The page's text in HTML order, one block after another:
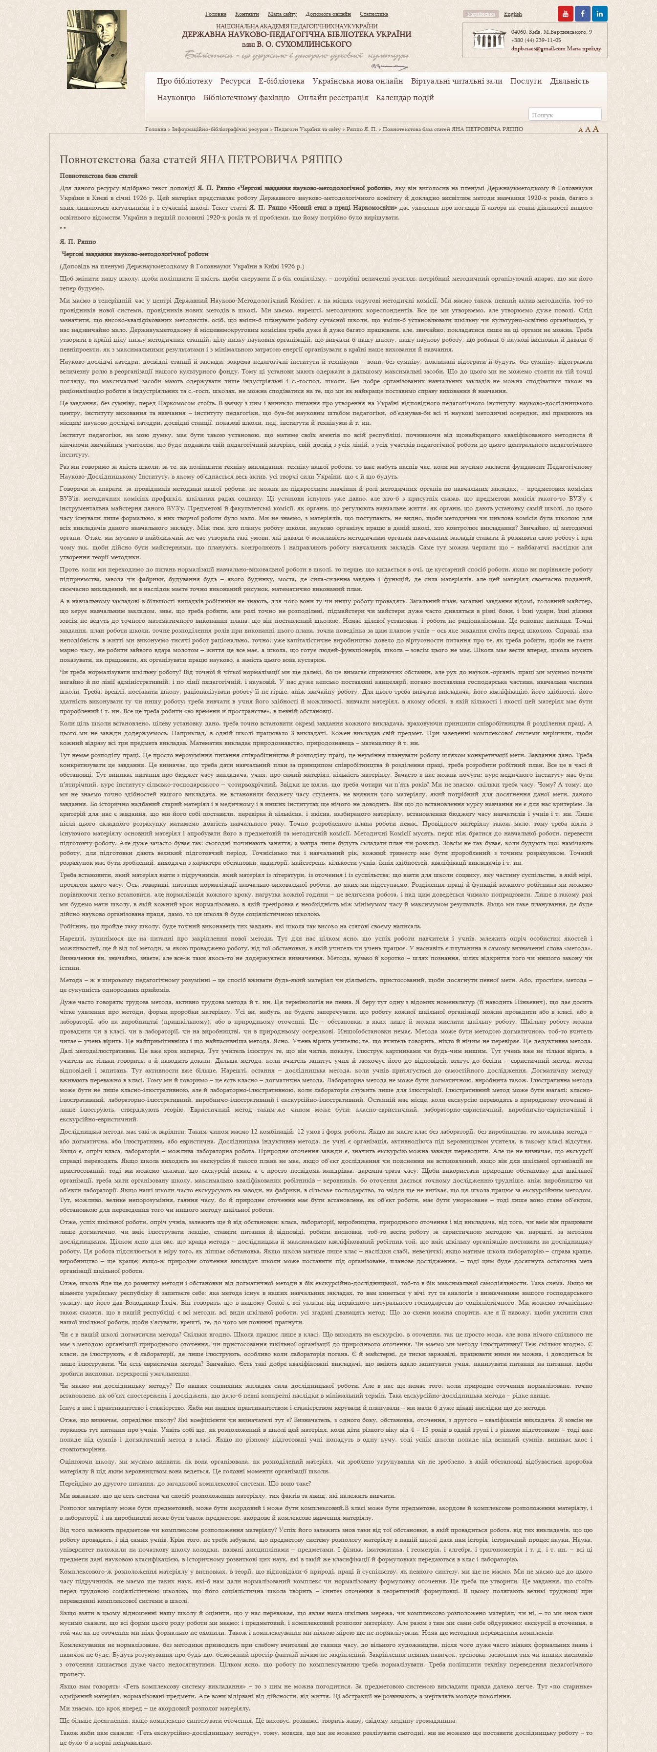
Головна Контакти Мапа сайту Допомога онлайн Статистика
НАЦІОНАЛЬНА АКАДЕМІЯ ПЕДАГОГІЧНИХ НАУК УКРАЇНИ
ДЕРЖАВНА НАУКОВО-ПЕДАГОГІЧНА БІБЛІОТЕКА УКРАЇНИ
ІМЕНІВ. О. СУХОМЛИНСЬКОГО
Українська English
04060, Київ, М.Берлинського, 9
+380 (44) 239-11-05
dnpb.naes@gmail.comМапа проїзду
Про бібліотеку Ресурси Е-бібліотека Українська мова онлайн Віртуальні читальні зали Послуги
Діяльність
Науковцю
Бібліотечному фахівцю Онлайн реєстрація Календар подій
Головна >Інформаційно-бібліографічні ресурси >Педагоги України та світу >Ряппо Я. П. >Повнотекстова база статей ЯНА ПЕТРОВИЧА РЯППО A AA
Повнотекстова база статей ЯНА ПЕТРОВИЧА РЯППО
Повнотекстова база статей
Для даного ресурсу відібрано текст доповіді Я. П. Ряппо «Чергові завдання науково-методологічної роботи», яку він виголосив на пленумі Держнаукметодкому й Головнауки
України в Києві в січні 1926 р. Цей матеріал представляє роботу Державного науково-методологічного комітету й докладно висвітлює методи навчання 1920-х років, багато з
яких лишаються актуальними і в сучасній школі. Текст статтіЯ. П. Ряппо «Новий етап в праці Наркомосвіти»дає уявлення про погляди її автора на етапи діяльності вищого
освітнього відомства України в першій половині 1920-х років та ті проблеми, що йому потрібно було вирішувати.
* *
Я. П. Ряппо
Чергові завдання науково-методологічної роботи
(Доповідь на пленумі Держнаукметодкому й Головнауки України в Київі 1926 р.)
Щоб змінити нашу школу, щоби поліпшити її якість, щоби скерувати її в бік соціялізму, – потрібні величезні зусилля, потрібний методичний організуючий апарат, що ми його
тепер будуємо.
Ми маємо в теперішній час у центрі Державний Науково-Методологічний Комітет, а на місцях округові методичні комісії. Ми маємо також певний актив методистів, тоб-то
провідників нової системи, провідників нових методів в школі. Ми маємо, нарешті, методичних кореспондентів. Все це ми утворюємо, але утворюємо дуже поволі. Слід
зазначити, що високо-кваліфікованих методистів, осіб, що вміли-б планувати роботу сучасної школи, що вміли-б установлювати шкільну чи культурно-освітню організацію, у
нас надзвичайно мало. Держнаукметодкому й місцевимокруговим комісіям треба дуже й дуже багато працювати, але, звичайно, покладатися лише на ці органи не можна. Треба
утворити в країні цілу низку методичних станцій, цілу низку наукових організацій, що вивчали-б нашу школу, нашу наукову роботу, що робили-б наукові висновки й давали-б
певніпроекти, як з максимальними результатами і з мінімальною затратою енергії організувати в країні наше виховання й навчання.
Науково-дослідчі катедри, досвідні станції й заклади, зокрема педагогічні інститути й технікуми – вони, без сумніву, покликані відограти й будуть, без сумніву, відогравати
величезну ролю в реорганізації нашого культурного фонду. Тому ці установи мають одержати в дальшому максимальні засоби. Що до цього ми не можемо стояти на тій точці
погляду, що максимальні засоби мають одержувати лише індустріяльні і с.-господ. школи. Без добре організованих навчальних закладів не можна сподіватися також на
раціоналізацію роботи в індустріяльних та с.-госп. школах, не можна сподіватися на те, що ми як найкраще поставимо справу виховання й навчання.
Це завдання, без сумніву, перед Наркомосом стоїть. В звязку з цим і виникло питання про утворення на Україні відповідного педагогічного інституту, науково-дослідницького
центру, інституту виховання та навчання – інституту педагогіки, що був-би науковим штабом педагогіки, об’єднував-би всі ті наукові методичні осередки, які працюють на
місцях: науково-дослідчі катедри, досвідні станції, показові школи, пед. інститути й технікуми й т. ин.
Інститут педагогіки, на мою думку, має бути такою установою, що матиме своїх агентів по всій республіці, починаючи від щонайкращого кваліфікованого методиста й
кінчаючи звичайним учителем, що буде подавати свій педагогічний матеріял, свій досвід з усіх ліній, з усіх участків педагогічної роботи до цього центрального педагогічного
інституту.
Раз ми говоримо за якість школи, за те, як поліпшити техніку викладання, техніку нашої роботи, то вже мабуть наспів час, коли ми мусимо закласти фундамент Педагогічному
Науково-Дослідницькому Інституту, в якому об’єднається весь актив, усі творчі сили України, що є й що будуть.
Говорячи за апарати, за провідників методики нашої роботи, не можна не підкреслити значіння й ролі методичних органів по навчальних закладах, – предметових комісіях
ВУЗ’ів, методичних комісіях профшкіл, шкільних радах соцвиху. Ці установи існують уже давно, але хто-б з присутніх сказав, що предметова комісія такого-то ВУЗ’у є
інструментальна майстерня даного ВУЗ’у. Предметові й факультетські комісії, як органи, що регулюють навчальне життя, як органи, що дають установку самій школі, до цього
часу існували лише формально, в них творчої роботи було мало. Ми не знаємо, з матеріялів, що поступають, не видно, щоби методична чи циклова комісія була школою для
всіх викладачів даного навчального закладу. Між тим, хто планує роботу школи, науково організує працю в даній школі, хто контролює викладання? Звичайно, ці методичні
органи. Отже, ми мусимо в найближчий же час утворити такі умови, які давали-б можливість методичним органам навчальних закладів ставити й розвивати свою роботу і при
чому так, щоби дійсно бути майстернями, що планують, контролюють і направляють роботу навчальних закладів. Саме тут можна черпати що – найбагатчі наслідки для
утворення теорії методики.
Проте, коли ми переходимо до питань нормалізації навчально-виховальної роботи в школі, то перше, що кидається в очі, це кустарний спосіб роботи, якщо ви порівняєте роботу
підприємства, завода чи фабрики, будування будь – якого будинку, моста, де сила-силенна завдань і функцій, де сила матеріялів, але цей матеріял своєчасно поданий,
своєчасно викладений, ви в наслідок маєте точно виконаний рисунок, математично виконаний план.
А в навчальному закладові в більшості випадків робітники не знають, для чого вони ту чи иншу роботу провадять. Загальний план, загальні завдання відомі, головний майстер,
що керує навчальним закладом, знає, що треба робити, але ролі точно не розподілені, підмайстери чи майстери дуже часто дивляться в різні боки, і їхні удари, їхні діяння
зовсім не ведуть до точного математичного виконання плана, що він поставлений школою. Немає цілевої установки, і робота не раціоналізована. Це основне питання. Точні
завдання, план роботи школи, точне розподілення ролів при виконанні цього плана, точна поведінка за цим планом учнів – ось яке завдання стоїть перед школою. Справді, яка
неподібність: в житті ми виконуємо тисячі робот раціонально, точно; уже капіталістичне виробництво довело до віртуозности питання про те, як треба робити, щоби не гаяти
марно часу, не робити зайвого вдара молотом – життя це все має, а школа, що готує людей-функціонерів, школа – зовсім цього не має. Школа має вести вперед, школа мусить
показувати, як працювати, як організувати працю науково, а замість цього вона кустарює.
Чи треба нормалізувати шкільну роботу? Від точної й чіткої нормалізації ми ще далекі, бо це вимагає сприяючих обставин, але рух до науков.-організ. праці ми мусимо почати
негайно й по лінії адміністративній, і по лінії педагогічній, і науковій. У нас дуже кепсько поставлені канцелярії, погано поставлена господарська частина, навчальна частина
школи. Треба, врешті, поставити школу, раціоналізувати роботу її не гірше, аніж звичайну роботу. Для цього треба вивчати викладача, його кваліфікацію, його здібності, його
здатність виконувати ту чи иншу роботу; треба вивчати в учня його здібності й можливості, вивчати матеріял, в якому обсязі, в якій кількості і якості цей матеріял має бути
пророблений і т. ин. Все це треба робити «во времени и пространстве», в певній обстановці.
Коли ціль школи встановлено, цілеву установку дано, треба точно встановити окремі завдання кожного викладача, враховуючи принципи співробітництва й розділення праці. А
цього ми не завжди додержуємось. Наприклад, в одній школі працювало 3 викладачі. Кожен викладав свій предмет. При заведенні комплексової системи вирішили, щоби
кожний відразу всі три предмета викладав. Математик викладає природознавство, природознавець – математику й т. ин.
Тут немає розподілу праці. Це просто нерозуміння питання співробітництва й розподілу праці, це неуміння планувати роботу шляхом конкретизації мети. Завдання дано. Треба
конкретизувати це завдання. Це визначає, що треба дати навчальний план за принципом співробітництва й розділення праці, треба розробити робітний план. Все це в часі й
обстановці. Тут виникає питання про бюджет часу викладача, учня, про самий матеріял, кількість матеріялу. Зачасто в нас можна почути: курс медичного інституту має бути
п’ятирічний, курс інституту сільсько-господарського – чотирьохрічний. Звідки це взяли, що треба чотири чи п’ять років? Ми не знаємо, скільки треба часу. Чому? А тому, що
ми не знаємо точно здібностей нашого викладача, не встановили бюджету часу студента, не виявили того матеріялу, який потрібний для досягнення даної мети, даного
завдання. Бо історично надбаний старий матеріял і в медичному і в инших інститутах ще нічого не доводить. Він що до встановлення курсу навчання не є для нас критерієм. За
критерій для нас є завдання, що ми його собі поставили, перевірка й кількісна, і якісна, назбираного матеріялу, встановлення бюджету часу навчатилів і учнів і т. ин. Лише
після цього складного розрахунку матимемо довгість навчального року. Точно розробленого плана роботи немає. Провідного матеріялу також мало, тому треба взяти з
існуючого матеріялу основний матеріял і апробувати його в предметовій та методичній комісії. Методичні Комісії мусять, перш ніж братися до навчальної роботи, перевести
підготовчу роботу. Але дуже зачасто буває так: сьогодні починають заняття, а завтра лише будуть складати план чи розклад. Зовсім не так буває, коли будують що: намічають
роботу, для підготовки дають великий підготовчий період. Точнісінько так і навчальний рік, кожний триместр має бути пророблений з точним розрахунком. Точний
розрахунок має бути зроблений, виходячи з характера обстановки, авдиторії, майстерень, кількости учнів, їхніх здібностей, кваліфікації викладачів і т. ин.
Треба встановити, який матеріял взяти з підручників, який матеріял із літератури, із оточення і із суспільства; що взяти для школи соцвиху, яку частину суспільства, в якій мірі,
протягом якого часу. Ось, товариші, питання нормалізації навчально-виховальної роботи, до яких ми підступаємо. Розділення праці й функцій кожного робітника ми можемо
порівнюючи легко встановити, але нормалізація кожного кроку, нагрузка кожної години – це величезна робота, і над цим доведеться чимало попрацювати. Лише в такому разі
ми будемо мати школу, в якій кожний крок нормалізовано, в якій треніровка є необхідність між мінімумом часу й максимумом результатів. Якщо ми таке планування, де буде
дійсно науково організована праця, дамо, то ця школа й буде соціялістичною школою.
Робітник, що пройде таку школу, буде точний виконавець тих завдань, які школа так високо на стягові своєму написала.
Нарешті, зупинімося ще на питанні про закріплення нової методи. Тут для нас цілком ясно, що успіх роботи навчителя і учнів, залежить опріч особистих якостей і
можливостей, ще й від тої методи, за якою проваджено роботу, від тої обстановки, в якій учитель чи учень працює. У наснавіть є плутанина в самому визначенні слова «метода».
Визначення ви, значайно, знаєте, але все-ж таки якось-то не додержуєтеся визначення. Метода, вузько й коротко – шлях познання, шлях відкриття того чи иншого закону чи
істини.
Метода – ж в широкому педагогічному розумінні – це спосіб вживати будь-який матеріял чи діяльність, пристосований, щоби досягнути певної мети. Або, простіше, метода –
це сукупність однородних прийомів.
Дуже часто говорять: трудова метода, активно трудова метода й т. ин. Ця термінологія не певна. Я беру тут одну з відомих номенклатур (її наводить Пінкевич), що дає досить
чітке уявлення про методи, форми проробки матеріялу. Усі ви, мабуть, не будете заперечувати, що роботу кожної шкільної організації можна провадити або в класі, або в
лабораторії, або на виробництві (пришкільному), або в природньому оточенні. Це – обстановки, в яких лише й можна мислити шкільну роботу. Шкільну роботу можна
провадити чи в класі, чи в лабораторії, чи на виробництві, чи в природньому осередкові. Иншоїобстановки немає. Метода може бути методою догматичною, тоб-то вчитель
читає – учень вірить. Це найпримітивніша і що найпасивніша метода. Ясно. Учень вірить учителю; те, що вчитель говорить, ніхто й нічим не перевіряє. Це дедуктивна метода.
Далі методаілюстративна. Це вже крок наперед. Тут учитель ілюструє те, що він читав, показує, ілюструє картинками чи будь-чим иншим. Тут учень вже не тільки вірить, а
учитель не тільки говорить, а й наводить докази. Дальша метода, коли вчитель запитує учня й заохочує його до відповідей, втягує до бесіди – евристичний метод, метод
відповідей і запитань. Тут активности вже більше. Нарешті, остання – дослідницька метода, коли учнів притягується до самостійного дослідження. Догматичну методу
вживають переважно в класі. Тому ми й говоримо – це єсть класно – догматична метода. Лабораторна метода не може бути догматичною, виробнича також. Ілюстративна метода
може бути не лише класно-ілюстративною, але й лабораторно-ілюстративною, коли лабораторія служить лише для ілюстраіції. Ілюстративний метод може бути взагалі: класно-
ілюстративний, лабораторно-ілюстративний, виробничо-ілюстративний і екскурсійно-ілюстративний. Останній має місце, коли екскурсію переводять в природному оточенні й
лише ілюструють, стверджують теорію. Евристичний метод таким-же чином може бути: класно-евристичний, лабораторно-евристичний, виробнично-евристичний і
екскурсійно-евристичний.
Дослідницька метода має такі-ж варіянти. Таким чином маємо 12 комбінацій, 12 умов і форм роботи. Якщо ви маєте клас без лабораторії, без виробництва, то можлива метода –
або догматична, або ілюстративна, або евристична. Дослідницька індуктивна метода, де учні є організація, активнодіюча під керовництвом учителя, в такому класі відсутня.
Якщо є, опріч класа, лабораторія – можлива лабораторна робота. Природнє оточення завжди є, значить екскурсію можна завжди переводити. Але це не визначає, що екскурсії
справді переводять. Якщо школа виходить на екскурсію й такого плана не має, якщо об’єкт дослідження чи пояснення не встановлений, якщо він для шкільної організації не
пристосований, тоді ми можемо сказати, що екскурсій немає, а є просто несвідома мандрівка, даремна трата часу. Щоби використати природню обстановку для шкільної
організації, треба мати організовану школу, максимально кваліфікованих робітників – керовників, бо оточення дається точному дослідженню трудніше, аніж виробництво чи
об’єкти лабораторії. Якщо наші школи часто екскурсують на заводи, на фабрики, в сільське господарство, то звідси ще не витікає, що ця школа працює за екскурсійним методом.
Тут, можливо, велике непорозуміння, гаяння часу, бо й природнє оточення має бути встановлене, як об’єкт роботи, має бути унормоване – тоді лише воно стане об’єктом,
обстановкою для переведення того чи иншого методу шкільної роботи.
Отже, успіх шкільної роботи, опріч учнів, залежить ще й від обстановки: класа, лабораторії, виробництва, природнього оточення і від викладача, від того, чи вміє він працювати
лише догматично, чи вміє ілюструвати лекцію, ставити питання й відповіді, робити висновки, тоб-то вести роботу за евристичною методою чи, нарешті, за методом
дослідницьким. Цілком ясно для вас, що краща метода – дослідницька й максимально кваліфікований робітник той, що вміє шкільну організацію поставити на дослідницьку
роботу. Ця робота підсилюється в міру того, як ліпшає обстановка. Якщо школа матиме лише клас – наслідки слабі, невеличкі; якщо матиме школа лабораторію – справа краще,
виробництво – ще краще; якщо-ж природнє оточення викладач школи може поставити під організоване, планове дослідження, – тоді цим буде досягнута остаточна мета
організації шкільної роботи.
Отже, школа йде ще до розвитку методи і обстановки від догматичної методи в бік екскурсійно-дослідницької, тоб-то в бік максимальної самодіяльности. Така схема. Якщо ви
візьмете українську республіку й запитаєте себе: яка метода існує в наших навчальних закладах, то вам кинеться у вічі тут та аналогія з визначенням нашого господарського
укладу, що його дав Володимир Ілліч. Він говорить, що в нашому Союзі є всі уклади від первісного натурального господарства до соціялістичного. Ми можемо точнісінько
також сказати, що в нашій республіці є всі методи, всі види шкільної роботи, усі згадані дванацять метод. Що до схеми можна спорити, але я її навожу, щоби уяснити стан
нашої шкільної роботи, щоби з’ясувати, врешті, те, до чого ми повинні прагнути.
Чи є в нашій школі догматична метода? Скільки вгодно. Школа працює лише в класі. Що виходять на екскурсію, в оточення, так це просто мода, але вона нічого спільного не
має з методою організації природнього оточення, чи пристосовання шкільної організації до природнього оточення. Чи маємо ми методу ілюстративну? Теж скільки вгодно. Є
класи, де ілюструють, є й лабораторії, де лише ілюструють, особливо коли лабораторія погана. Є й майстерні, де тиски заржавілі, працювати ними не можна, і доводиться їх
лише ілюструвати. Чи єсть евристична метода? Звичайно. Єсть такі добре кваліфіковані викладачі, що вміють вдало запитувати учня, нанизувати питання на питання, щоби
зробити висновки, перехресні узагальнення.
Чи маємо ми дослідницьку методу? По наших соцвихних закладах сила дослідницької роботи. Але в нас ще немає того, коли природне оточення нормалізоване, точно
встановлене, як об’єкт спостережень і досліджень, що дало-б певні конкретні наслідки в мінімальний термін. Така екскурсійно-дослідницька метода – рідке явище.
Існує в нас і практикантство і стажієрство. Якби ми нашим практикантством і стажієрством керували й планували – ми мали б дуже цікаві наслідки що до методи.
Отже, що визначає, опреділює школу? Які коефіцієнти чи визначателі тут є? Визначатель, з одного боку, обстановка, оточення, з другого – кваліфікація викладача. Я зовсім не
торкаюсь тут питання про учнів. Уявіть собі ще, як розположений в школі цей матеріял, коли діти різного віку від 4 – 15 років в одній групі і з різною підготовкою – тоді вже
попаде під сумнів і догматичний метод в класі. Якщо по різному підготовані учні попадуть в одну кучу, тоді успіх школи попаде під великий сумнів, виникає хаос і
стовпотворіння.
Оцінюючи школу, ми мусимо виявити, як вона організована, як розподілений матеріял, чи зроблено угрупування чи не зроблено, в якій обстановці відбувається проробка
матеріялу й під яким керовництвом вона ведеться. Це головні моменти організації школи.
Перейдімо до другого питання, до загадкової комплексової системи. Що воно таке?
Ми вважаємо, що це єсть система чи спосіб розположення матеріялу, тих фактів та явищ, які належить вивчити.
Розполог матеріялу може бути предметовий, може бути акордовий і може бути комплексовий.В класі може бути предметове, акордове й комплексове розположення матеріялу, і
в лабораторії, і на виробництві може бути також предметове, акордове й комлексове вивчення матеріялу.
Від чого залежить предметове чи комплексове розположення матеріялу? Успіх його залежить знов таки від тої обстановки, в якій провадиться робота, від тих викладачів, що цю
роботу провадять, і від самих учнів. Крім того, не треба забувати, що предметову систему розпологу матеріялу в нашій школі дала нам історія, історичний процес науки. Наука,
університет наложили на початкову школу колодки, названі дисциплінами – предметами. І фізика, іматематика, і геометрія, і алгебра, і тригонометрія і т. д. і т. ин. – всі ці
предмети дані науковою класифікацією, в історичному розвиткові цих наук, які в такій же класифікації й формуловках передаються в клас і лабораторію.
Комплексового-ж розположення матеріялу у висновках, в теорії, що відповідали-б природі, праці й суспільству, як певного синтезу, ми ще не маємо. Ми не маємо ще до цього
часу підручників, не маємо ще таких наук, які-б нам дали нормалізований комплекс чи нормалізовану формуловку оточення. Це треба ще утворити. Це завдання, що стоїть
перед трудовою соціялістичною школою, що його соціялістична школа творить – синтез оточення в теоретичній формуловці. В цьому полягають великі труднощі при
переведенні комплексової системи в школі.
Якщо взяти в цьому відношенні нашу школу й оцінити, що у нас переважає, що являє наша шкільна мережа, чи комплексово розположено матеріял, чи ні, – то ми знов таки
мусимо сказати, що всі форми цього роду роботи ми маємо: і предметовий, і комплексовий розполог матеріялу. Але разом з тим ми сами себе обдурюємо: екскурсії в оточення, в
той час як це оточення ми ніяк формально не охопили. Також і комплексування ми ніякою мірою ще не нормалізували. Нема ще методики переведення комплексів.
Комлексування не нормалізоване, без методики призводить при слабому вчителеві до гаяння часу, до вільного художництва, після чого дуже часто ніяких формальних знань і
навичок не буде. Будуть розумування про будь-що, безмежний простір фантазії нічим не закріплений. Закріплення певних навичок, треновка, засвоєння тих чи инших висновків
з оточення лишається дуже часто недосягнутими. Цілком ясно, що роботу по комплексуванню треба нормалізувати. Треба поліпшити техніку переведення педагогічного
процесу.
Якщо нам говорять: «Геть комплексову систему викладання» – то з цим не можна погодитися. За предметовою системою викладати правда далеко легче. Тут «по старинке»
одміряний матеріял, нормалізовані предмети. Але вони відірвані від дійсности, від життя. Ці абстракції не розвивають, а мертвлять молоде покоління.
Ми знаємо, що крок вперед – це акордовий розполог матеріялу.
Ще більше досягнення, якщо комплексно синтезувати оточення. Це виховує, розвиває, творить живу, свідому людину-громадянина.
Також якби нам сказали: «Геть екскурсійно-дослідницьку методу», тому, мовляв, що ми не можемо реалізувати сьогодні, ми не можемо ще поставити дослідницьку роботу – то
це було-б в корні неправильно.